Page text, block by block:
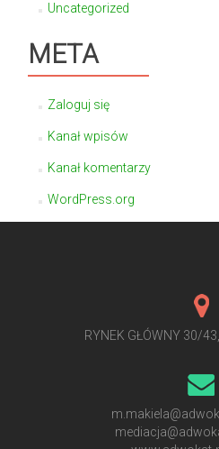
Uncategorized
META
Zaloguj się
Kanał wpisów
Kanał komentarzy
WordPress.org
RYNEK GŁÓWNY 30/